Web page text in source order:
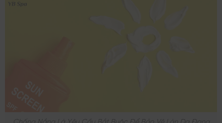
Chống Nắng Là Yêu Cầu Bắt Buộc Để Bảo Vệ Làn Da Đang